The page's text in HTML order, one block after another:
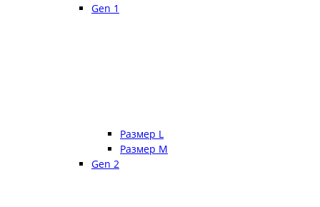
Gen 1
Размер L
Размер М
Gen 2